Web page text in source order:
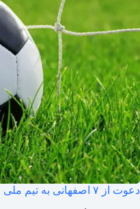
دعوت از ۷ اصفهانی به تیم ملی جوانان